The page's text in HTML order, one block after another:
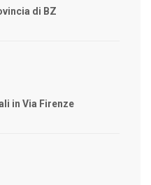
di BZ
in Via Firenze